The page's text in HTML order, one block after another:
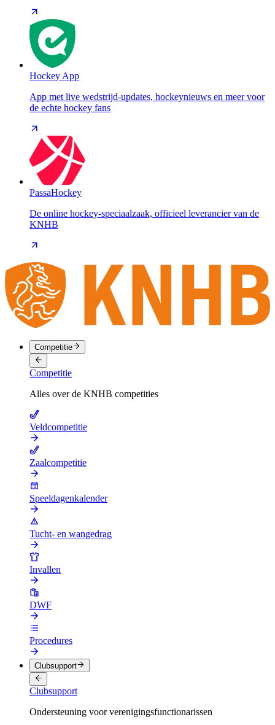
Hockey App
App met live wedstrijd-updates, hockeynieuws en meer voor
de echte hockey fans
PassaHockey
De online hockey-speciaalzaak, officieel leverancier van de
KNHB
Competitie
Competitie
Alles over de KNHB competities
Veldcompetitie
Zaalcompetitie
Speeldagenkalender
Tucht- en wangedrag
Invallen
DWF
Procedures
Clubsupport
Clubsupport
Ondersteuning voor verenigingsfunctionarissen